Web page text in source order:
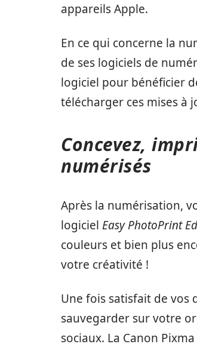
appareils Apple.
En ce qui concerne la
de ses logiciels de
logiciel pour bénéficier
télécharger ces mises à
Concevez,
numérisés
Après la numérisation,
logiciel Easy PhotoPrint
couleurs et bien plus
votre créativité !
Une fois satisfait de vos
sauvegarder sur votre
sociaux. La Canon